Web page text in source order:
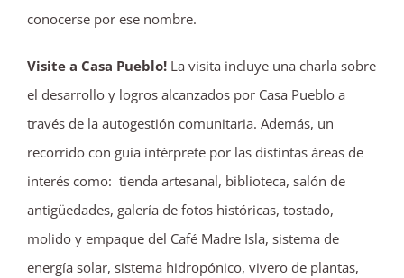
conocerse por ese nombre.
Visite a Casa Pueblo! La visita incluye una charla sobre
el desarrollo y logros alcanzados por Casa Pueblo a
través de la autogestión comunitaria. Además, un
recorrido con guía intérprete por las distintas áreas de
interés como: tienda artesanal, biblioteca, salón de
antigüedades, galería de fotos históricas, tostado,
molido y empaque del Café Madre Isla, sistema de
energía solar, sistema hidropónico, vivero de plantas,